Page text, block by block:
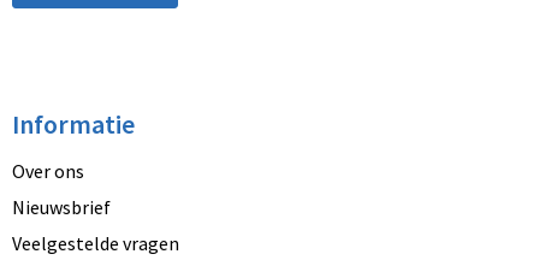
Informatie
Over ons
Nieuwsbrief
Veelgestelde vragen